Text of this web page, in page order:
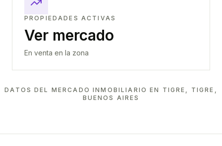
PROPIEDADES ACTIVAS
Ver mercado
En venta en la zona
DATOS DEL MERCADO INMOBILIARIO EN TIGRE, TIGRE,
BUENOS AIRES